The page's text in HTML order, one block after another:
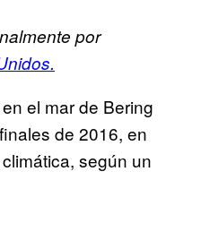
por
el mar de Bering
de 2016, en
según un